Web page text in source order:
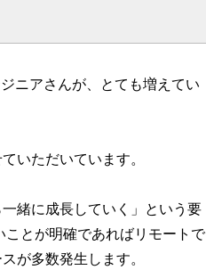
ニアさんが、とても増えてい
いただいています。
緒に成長していく」という要
とが明確であればリモートで
が多数発生します。